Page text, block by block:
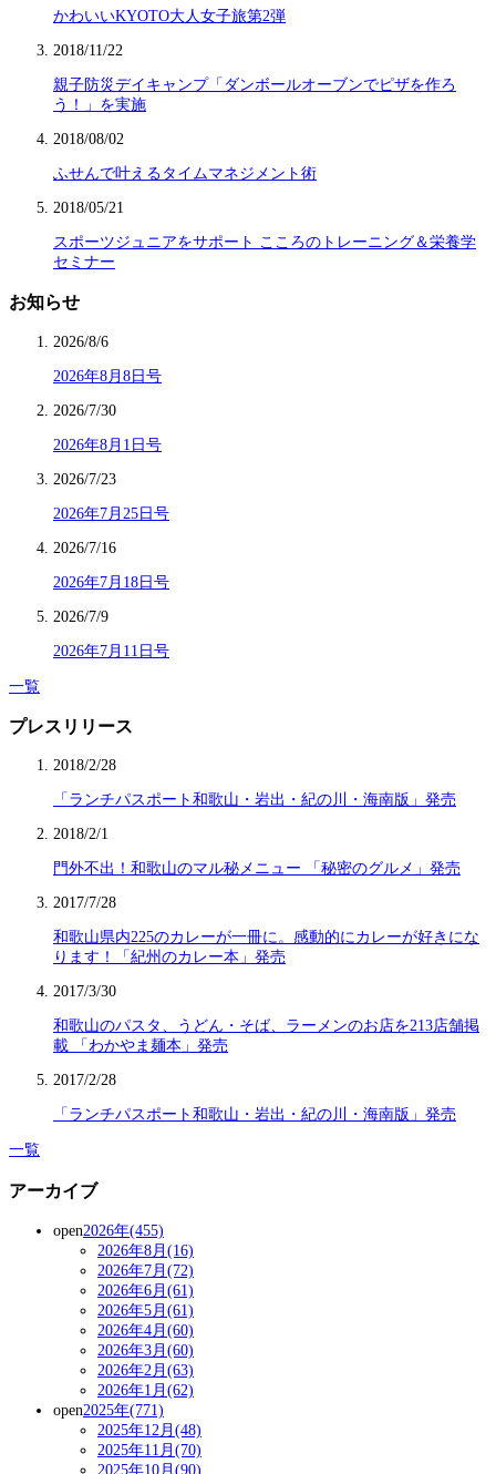
かわいいKYOTO大人女子旅第2弾
2018/11/22
親子防災デイキャンプ「ダンボールオーブンでピザを作ろ
う！」を実施
2018/08/02
ふせんで叶えるタイムマネジメント術
2018/05/21
スポーツジュニアをサポート こころのトレーニング＆栄養学
セミナー
お知らせ
2026/8/6
2026年8月8日号
2026/7/30
2026年8月1日号
2026/7/23
2026年7月25日号
2026/7/16
2026年7月18日号
2026/7/9
2026年7月11日号
一覧
プレスリリース
2018/2/28
「ランチパスポート和歌山・岩出・紀の川・海南版」発売
2018/2/1
門外不出！和歌山のマル秘メニュー 「秘密のグルメ」発売
2017/7/28
和歌山県内225のカレーが一冊に。感動的にカレーが好きにな
ります！「紀州のカレー本」発売
2017/3/30
和歌山のパスタ、うどん・そば、ラーメンのお店を213店舗掲
載 「わかやま麺本」発売
2017/2/28
「ランチパスポート和歌山・岩出・紀の川・海南版」発売
一覧
アーカイブ
open2026年(455)
2026年8月(16)
2026年7月(72)
2026年6月(61)
2026年5月(61)
2026年4月(60)
2026年3月(60)
2026年2月(63)
2026年1月(62)
open2025年(771)
2025年12月(48)
2025年11月(70)
2025年10月(90)